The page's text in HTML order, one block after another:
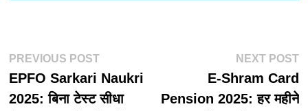
पोस्ट
नेविगेशन
PREVIOUS POSTPrevious
post:
EPFO Sarkari Naukri
2025: बिना टेस्ट सीधा
NEXT POST
E-Shram Card
Pension 2025: हर महीने